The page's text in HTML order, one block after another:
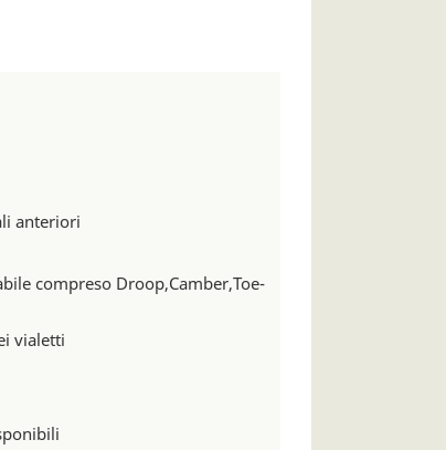
anteriori
compreso Droop,Camber,Toe-
vialetti